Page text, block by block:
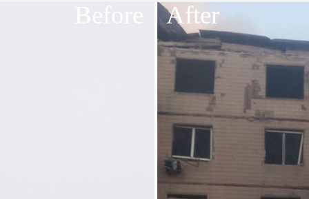
After